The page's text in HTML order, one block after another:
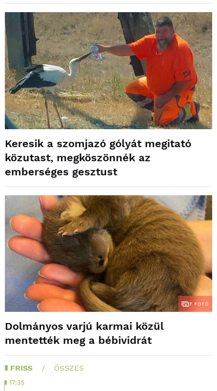
Keresik a szomjazó gólyát megitató
közutast, megköszönnék az
emberséges gesztust
7 FOTÓ
Dolmányos varjú karmai közül
mentették meg a bébividrát
FRISS ÖSSZES
17:35